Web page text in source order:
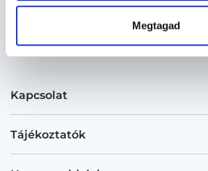
Megtagad
Kapcsolat
Tájékoztatók